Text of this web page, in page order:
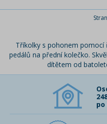
Tříkolky s pohonem
pedálů na přední kolečko.
dítětem od
po